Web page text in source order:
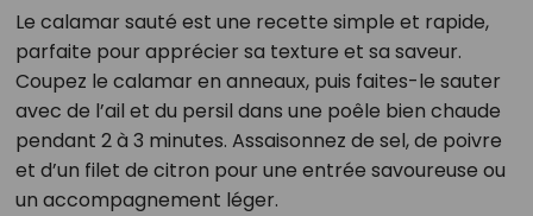
Le calamar sauté est une recette simple et rapide,
parfaite pour apprécier sa texture et sa saveur.
Coupez le calamar en anneaux, puis faites-le sauter
avec de l’ail et du persil dans une poêle bien chaude
pendant 2 à 3 minutes. Assaisonnez de sel, de poivre
et d’un filet de citron pour une entrée savoureuse ou
un accompagnement léger.